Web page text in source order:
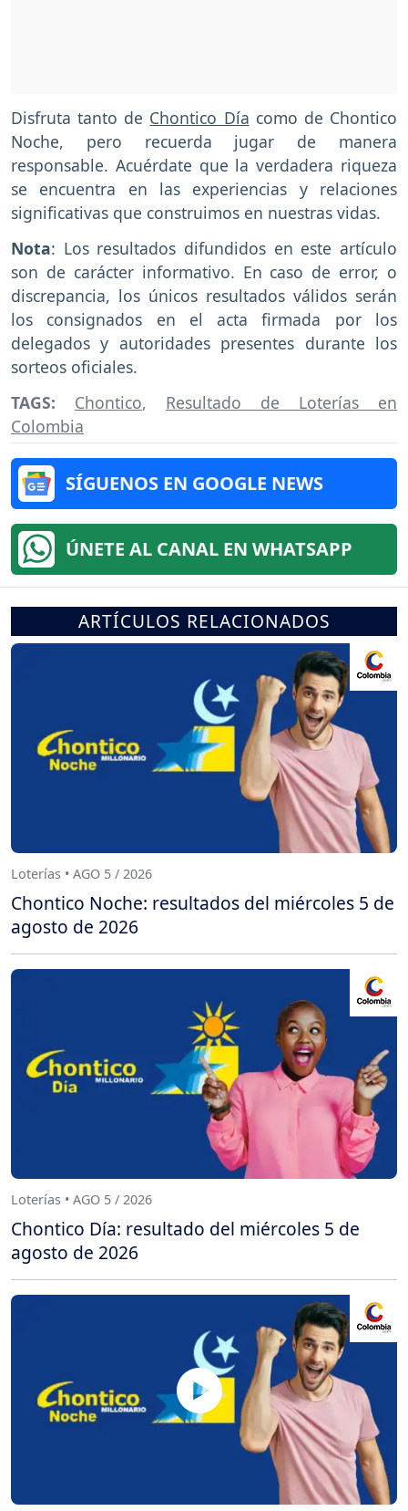
Disfruta tanto de Chontico Día como de Chontico
Noche, pero recuerda jugar de manera
responsable. Acuérdate que la verdadera riqueza
se encuentra en las experiencias y relaciones
significativas que construimos en nuestras vidas.
Nota: Los resultados difundidos en este artículo
son de carácter informativo. En caso de error, o
discrepancia, los únicos resultados válidos serán
los consignados en el acta firmada por los
delegados y autoridades presentes durante los
sorteos oficiales.
TAGS: Chontico, Resultado de Loterías en
Colombia
SÍGUENOS EN GOOGLE NEWS
ÚNETE AL CANAL EN WHATSAPP
ARTÍCULOS RELACIONADOS
Loterías • AGO 5 / 2026
Chontico Noche: resultados del miércoles 5 de
agosto de 2026
Loterías • AGO 5 / 2026
Chontico Día: resultado del miércoles 5 de
agosto de 2026